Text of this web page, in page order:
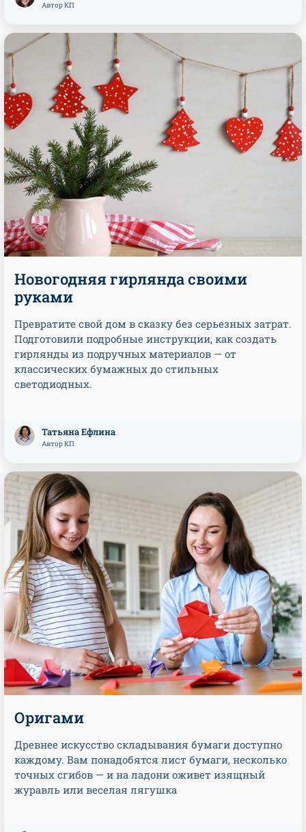
Автор КП
Новогодняя гирлянда своими
руками
Превратите свой дом в сказку без серьезных затрат.
Подготовили подробные инструкции, как создать
гирлянды из подручных материалов — от
классических бумажных до стильных
светодиодных.
Татьяна Ефлина
Автор КП
Оригами
Древнее искусство складывания бумаги доступно
каждому. Вам понадобятся лист бумаги, несколько
точных сгибов — и на ладони оживет изящный
журавль или веселая лягушка